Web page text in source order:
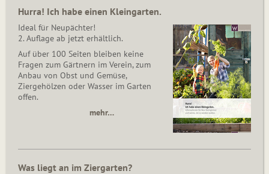
Hurra! Ich habe einen Kleingarten.
Ideal für Neupächter!
2. Auflage ab jetzt erhältlich.
Auf über 100 Seiten bleiben keine
Fragen zum Gärtnern im Verein, zum
Anbau von Obst und Gemüse,
Ziergehölzen oder Wasser im Garten
offen.
mehr…
Was liegt an im Ziergarten?